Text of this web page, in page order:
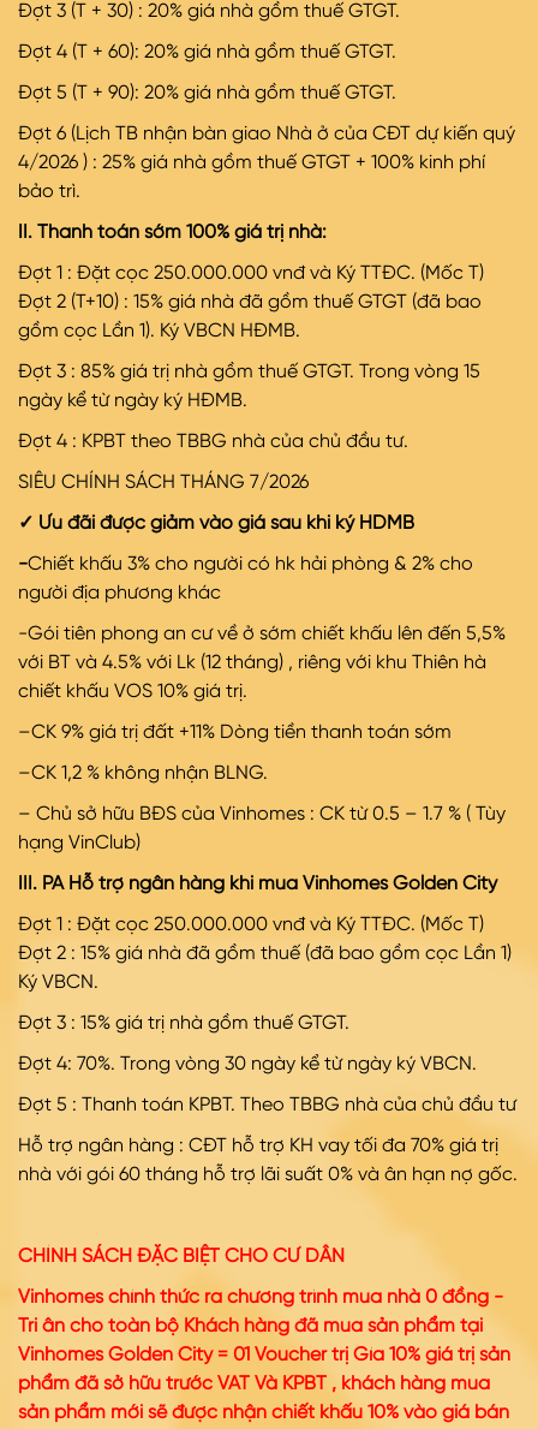
Đợt 3 (T + 30) : 20% giá nhà gồm thuế GTGT.
Đợt 4 (T + 60): 20% giá nhà gồm thuế GTGT.
Đợt 5 (T + 90): 20% giá nhà gồm thuế GTGT.
Đợt 6 (Lịch TB nhận bàn giao Nhà ở của CĐT dự kiến quý
4/2026 ) : 25% giá nhà gồm thuế GTGT + 100% kinh phí
bảo trì.
II. Thanh toán sớm 100% giá trị nhà:
Đợt 1 : Đặt cọc 250.000.000 vnđ và Ký TTĐC. (Mốc T)
Đợt 2 (T+10) : 15% giá nhà đã gồm thuế GTGT (đã bao
gồm cọc Lần 1). Ký VBCN HĐMB.
Đợt 3 : 85% giá trị nhà gồm thuế GTGT. Trong vòng 15
ngày kể từ ngày ký HĐMB.
Đợt 4 : KPBT theo TBBG nhà của chủ đầu tư.
SIÊU CHÍNH SÁCH THÁNG 7/2026
✓ Ưu đãi được giảm vào giá sau khi ký HDMB
-Chiết khấu 3% cho người có hk hải phòng & 2% cho
người địa phương khác
-Gói tiên phong an cư về ở sớm chiết khấu lên đến 5,5%
với BT và 4.5% với Lk (12 tháng) , riêng với khu Thiên hà
chiết khấu VOS 10% giá trị.
–CK 9% giá trị đất +11% Dòng tiền thanh toán sớm
–CK 1,2 % không nhận BLNG.
– Chủ sở hữu BĐS của Vinhomes : CK từ 0.5 – 1.7 % ( Tùy
hạng VinClub)
III. PA Hỗ trợ ngân hàng khi mua Vinhomes Golden City
Đợt 1 : Đặt cọc 250.000.000 vnđ và Ký TTĐC. (Mốc T)
Đợt 2 : 15% giá nhà đã gồm thuế (đã bao gồm cọc Lần 1)
Ký VBCN.
Đợt 3 : 15% giá trị nhà gồm thuế GTGT.
Đợt 4: 70%. Trong vòng 30 ngày kể từ ngày ký VBCN.
Đợt 5 : Thanh toán KPBT. Theo TBBG nhà của chủ đầu tư
Hỗ trợ ngân hàng : CĐT hỗ trợ KH vay tối đa 70% giá trị
nhà với gói 60 tháng hỗ trợ lãi suất 0% và ân hạn nợ gốc.
CHÍNH SÁCH ĐẶC BIỆT CHO CƯ DÂN
Vinhomes chính thức ra chương trình mua nhà 0 đồng -
Tri ân cho toàn bộ Khách hàng đã mua sản phẩm tại
Vinhomes Golden City = 01 Voucher trị Gía 10% giá trị sản
phẩm đã sở hữu trước VAT Và KPBT , khách hàng mua
sản phẩm mới sẽ được nhận chiết khấu 10% vào giá bán